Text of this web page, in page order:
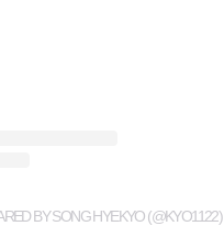
BY SONG HYEKYO (@KYO1122)